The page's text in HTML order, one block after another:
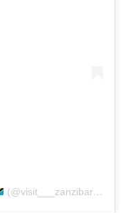
(@visit___zanzibar) által megosztott bejegyzés